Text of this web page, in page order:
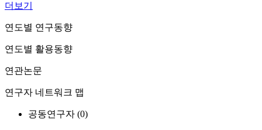
더보기
연도별 연구동향
연도별 활용동향
연관논문
연구자 네트워크 맵
공동연구자 (0)